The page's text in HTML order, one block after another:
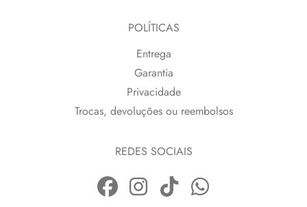
POLÍTICAS
Entrega
Garantia
Privacidade
Trocas, devoluções ou reembolsos
REDES SOCIAIS